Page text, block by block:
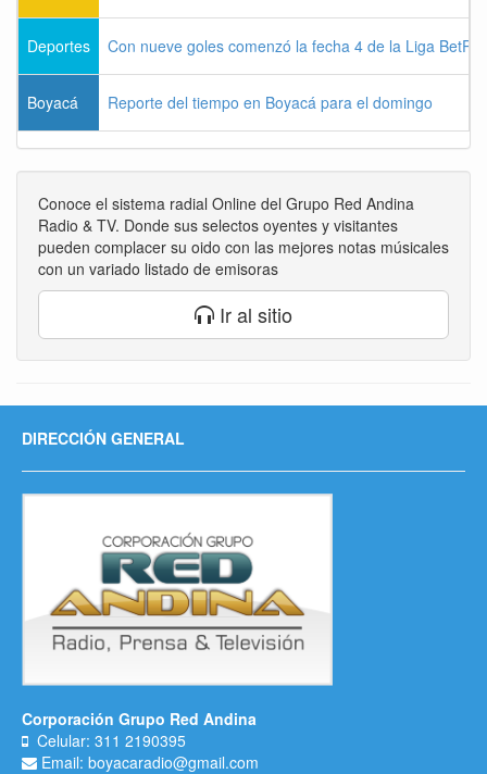
Deportes Con nueve goles comenzó la fecha 4 de la Liga
Boyacá Reporte del tiempo en Boyacá para el domingo
Conoce el sistema radial Online del Grupo Red Andina
Radio & TV. Donde sus selectos oyentes y visitantes
pueden complacer su oido con las mejores notas músicales
con un variado listado de emisoras
Ir al sitio
DIRECCIÓN GENERAL
Corporación Grupo Red Andina
Celular: 311 2190395
Email: boyacaradio@gmail.com